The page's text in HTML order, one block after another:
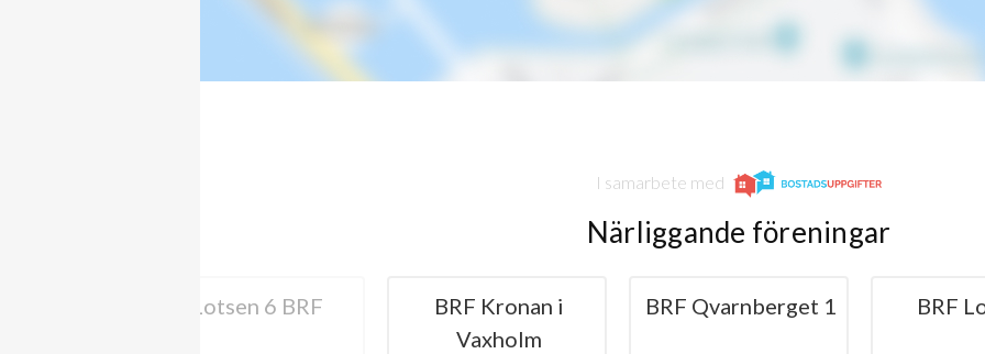
I samarbete med
Närliggande föreningar
Lotsen 6 BRF
BRF Kronan i
Vaxholm
BRF Qvarnberget 1 BRF